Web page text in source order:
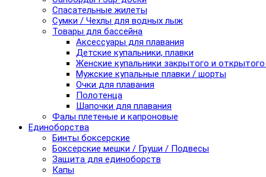
Спасательные жилеты
Сумки / Чехлы для водных лыж
Товары для бассейна
Аксессуары для плавания
Детские купальники, плавки
Женские купальники закрытого и
Мужские купальные плавки / шорты
Очки для плавания
Полотенца
Шапочки для плавания
Фалы плетеные и капроновые
Единоборства
Бинты боксерские
Боксерские мешки / Груши / Подвесы
Защита для единоборств
Капы